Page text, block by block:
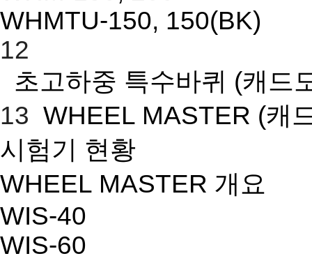
WHMTU-150, 150(BK)
12
초고하중 특수바퀴 (캐드
13 WHEEL MASTER (캐
시험기 현황
WHEEL MASTER 개요
WIS-40
WIS-60